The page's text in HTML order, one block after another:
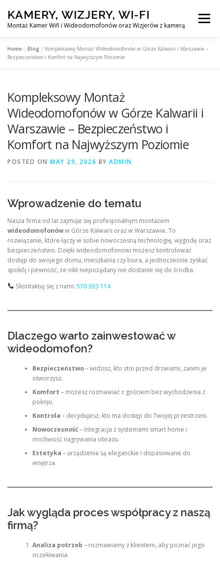
content
KAMERY, WIZJERY, WI-FI
Montaż Kamer Wifi i Wideodomofonów oraz Wizjerów z kamerą
Menu
GŁÓWNA MONTAŻ KAMER WIFI W WARSZAWA
MONTAŻ WIDEDOMOFONÓW
MONTAŻU WIZJERÓW Z KAMERĄ BLOG
KONTAKT
EN
Home »Blog »Kompleksowy Montaż Wideodomofonów w Górze Kalwarii i Warszawie –
Bezpieczeństwo i Komfort na Najwyższym Poziomie
Kompleksowy Montaż
Wideodomofonów w Górze Kalwarii i
Warszawie – Bezpieczeństwo i
Komfort na Najwyższym Poziomie
POSTED ON MAY 29, 2026 BY ADMIN
Wprowadzenie do tematu
Nasza firma od lat zajmuje się profesjonalnym montażem
wideodomofonóww Górze Kalwarii oraz w Warszawie. To
rozwiązanie, które łączy w sobie nowoczesną technologię, wygodę oraz
bezpieczeństwo. Dzięki wideodomofonowi możesz kontrolować
dostęp do swojego domu, mieszkania czy biura, a jednocześnie zyskać
spokój i pewność, że nikt niepożądany nie dostanie się do środka.
Skontaktuj się z nami: 570 933 114
Dlaczego warto zainwestować w
wideodomofon?
Bezpieczeństwo– widzisz, kto stoi przed drzwiami, zanim je
otworzysz.
Komfort – możesz rozmawiać z gościem bez wychodzenia z
pokoju.
Kontrola – decydujesz, kto ma dostęp do Twojej przestrzeni.
Nowoczesność– integracja z systemami smart home i
możliwość nagrywania obrazu.
Estetyka – urządzenia są eleganckie i dopasowane do
wnętrza.
Jak wygląda proces współpracy z naszą
firmą?
Analiza potrzeb – rozmawiamy z klientem, aby poznać jego
oczekiwania.